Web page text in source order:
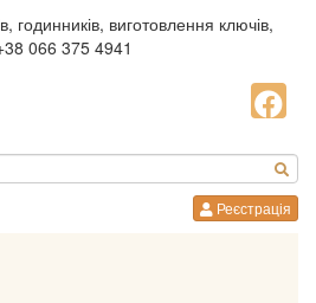
годинників, виготовлення ключів,
066 375 4941
Реєстрація